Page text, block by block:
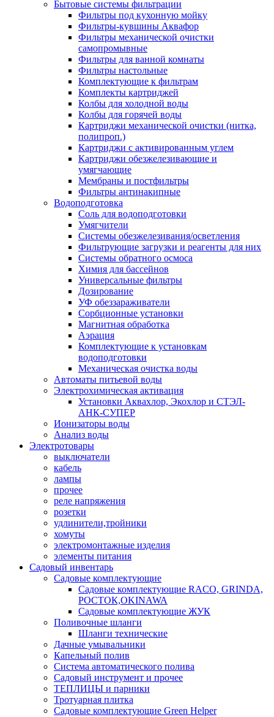
Бытовые системы фильтрации
Фильтры под кухонную мойку
Фильтры-кувшины Аквафор
Фильтры механической очистки
самопромывные
Фильтры для ванной комнаты
Фильтры настольные
Комплектующие к фильтрам
Комплекты картриджей
Колбы для холодной воды
Колбы для горячей воды
Картриджи механической очистки (нитка,
полипроп.)
Картриджи с активированным углем
Картриджи обезжелезивающие и
умягчающие
Мембраны и постфильтры
Фильтры антинакипные
Водоподготовка
Соль для водоподготовки
Умягчители
Системы обезжелезивания/осветления
Фильтрующие загрузки и реагенты для них
Системы обратного осмоса
Химия для бассейнов
Универсальные фильтры
Дозирование
УФ обеззараживатели
Сорбционные установки
Магнитная обработка
Аэрация
Комплектующие к установкам
водоподготовки
Механическая очистка воды
Автоматы питьевой воды
Электрохимическая активация
Установки Аквахлор, Экохлор и СТЭЛ-
АНК-СУПЕР
Ионизаторы воды
Анализ воды
Электротовары
выключатели
кабель
лампы
прочее
реле напряжения
розетки
удлинители,тройники
хомуты
электромонтажные изделия
элементы питания
Садовый инвентарь
Садовые комплектующие
Садовые комплектующие RACO, GRINDA,
РОСТОК,OKINAWA
Садовые комплектующие ЖУК
Поливочные шланги
Шланги технические
Дачные умывальники
Капельный полив
Система автоматического полива
Садовый инструмент и прочее
ТЕПЛИЦЫ и парники
Тротуарная плитка
Садовые комплектующие Green Helper